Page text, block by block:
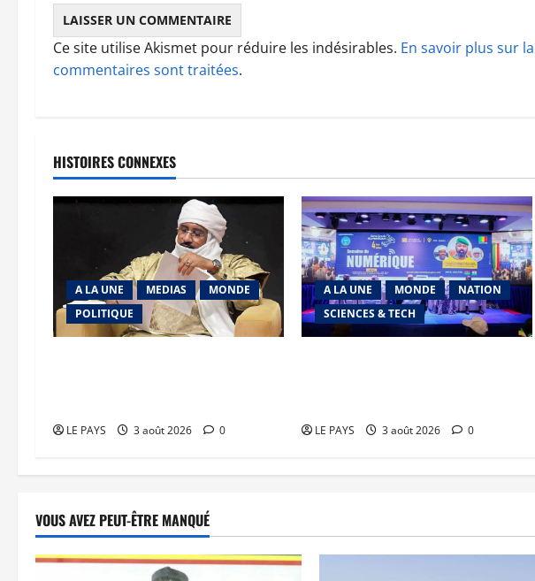
Ce site utilise Akismet pour réduire les indésirables. En savoir plus sur
commentaires sont traitées.
HISTOIRES CONNEXES
A LA UNE MEDIAS
MONDE
POLITIQUE
LE PAYS 3 août 2026 0
A LA UNE MONDE
NATION
SCIENCES & TECH
LE PAYS 3 août 2026 0
VOUS AVEZ PEUT-ÊTRE MANQUÉ